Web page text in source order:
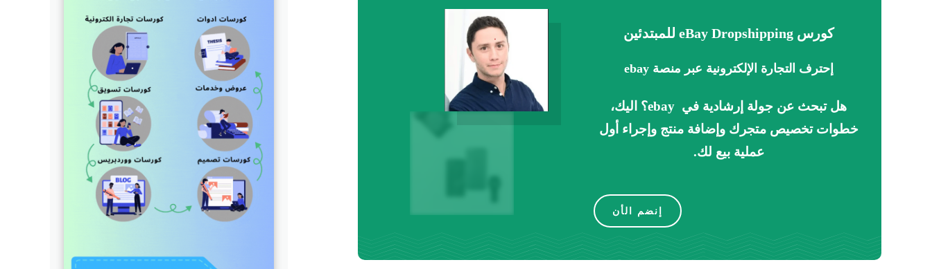
كورس eBay Dropshipping للمبتدئين
إحترف التجارة الإلكترونية عبر منصة ebay
هل تبحث عن جولة إرشادية في ebay؟ ليك،
خطوات تخصيص متجرك وإضافة منتج وإجراء أول
عملية بيع لك.
إنضم الأن